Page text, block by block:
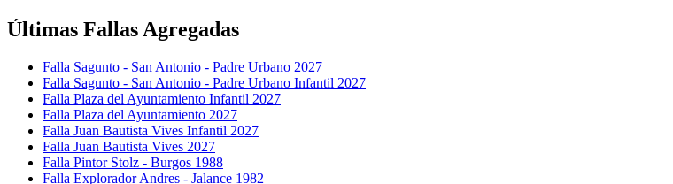
Últimas Fallas Agregadas
Falla Sagunto - San Antonio - Padre Urbano 2027
Falla Sagunto - San Antonio - Padre Urbano Infantil 2027
Falla Plaza del Ayuntamiento Infantil 2027
Falla Plaza del Ayuntamiento 2027
Falla Juan Bautista Vives Infantil 2027
Falla Juan Bautista Vives 2027
Falla Pintor Stolz - Burgos 1988
Falla Explorador Andres - Jalance 1982